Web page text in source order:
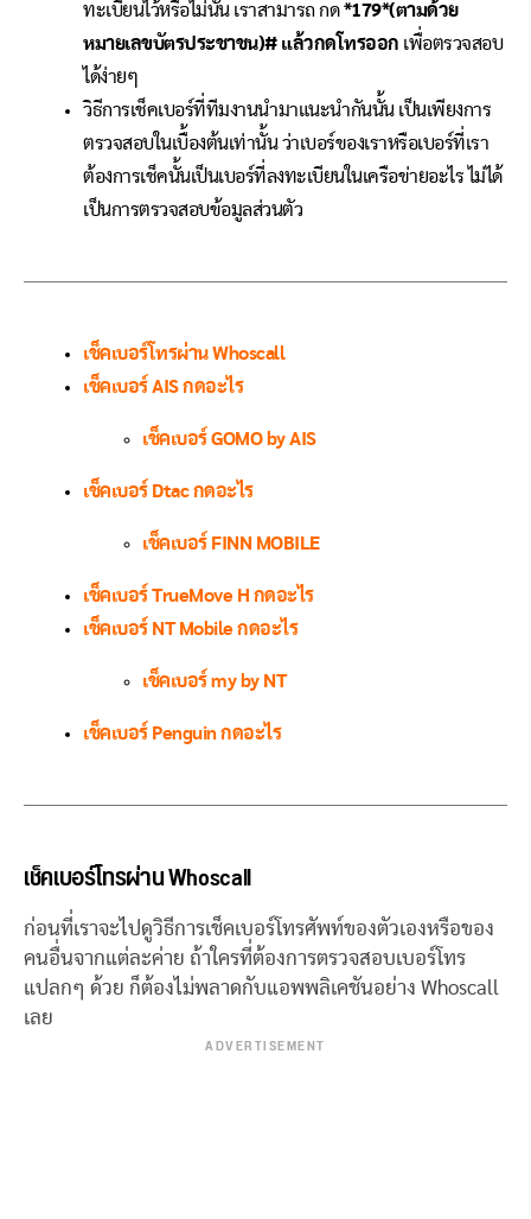
ทะเบียนไว้หรือไม่นั้น เราสามารถ กด*179*(ตามด้วย
หมายเลขบัตรประชาชน)# แล้วกดโทรออก เพื่อตรวจสอบ
ได้ง่ายๆ
วิธีการเช็คเบอร์ที่ทีมงานนำมาแนะนำกันนั้น เป็นเพียงการ
ตรวจสอบในเบื้องต้นเท่านั้น ว่าเบอร์ของเราหรือเบอร์ที่เรา
ต้องการเช็คนั้นเป็นเบอร์ที่ลงทะเบียนในเครือข่ายอะไร ไม่ได้
เป็นการตรวจสอบข้อมูลส่วนตัว
เช็คเบอร์โทรผ่าน Whoscall
เช็คเบอร์ AIS กดอะไร
เช็คเบอร์ GOMO by AIS
เช็คเบอร์ Dtac กดอะไร
เช็คเบอร์ FINN MOBILE
เช็คเบอร์ TrueMove H กดอะไร
เช็คเบอร์ NT Mobile กดอะไร
เช็คเบอร์ my by NT
เช็คเบอร์ Penguin กดอะไร
เช็คเบอร์โทรผ่านWhoscall
ก่อนที่เราจะไปดูวิธีการเช็คเบอร์โทรศัพท์ของตัวเองหรือของ
คนอื่นจากแต่ละค่าย ถ้าใครที่ต้องการตรวจสอบเบอร์โทร
แปลกๆ ด้วย ก็ต้องไม่พลาดกับแอพพลิเคชันอย่าง Whoscall
เลย
ADVERTISEMENT